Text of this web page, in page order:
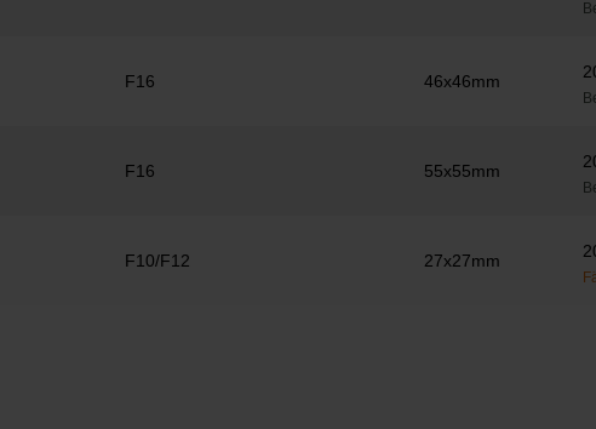
F16 46x46mm
F16 55x55mm
F10/F12 27x27mm